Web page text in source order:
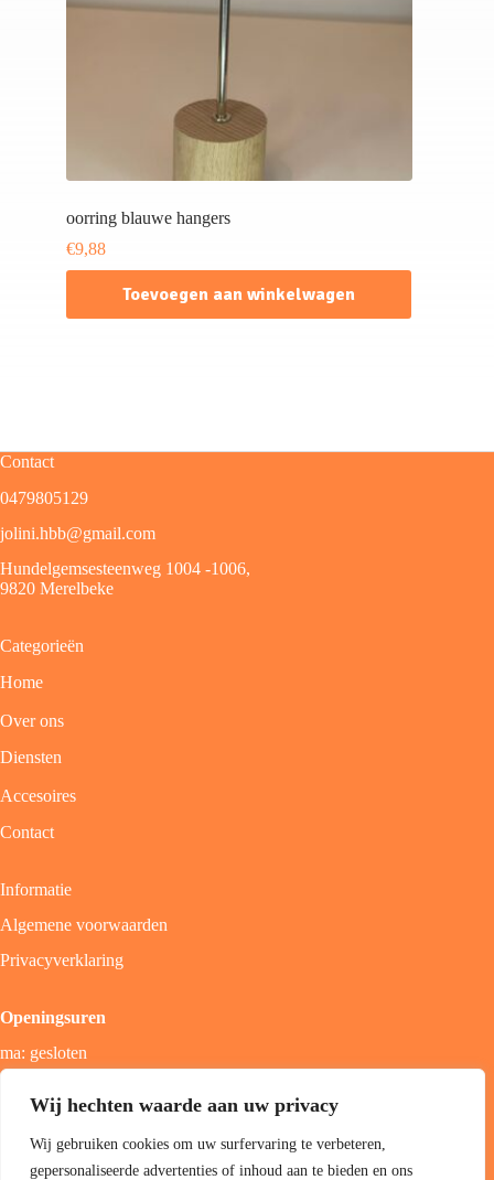
Wij hechten waarde aan uw privacy
Wij gebruiken cookies om uw surfervaring te verbeteren,
gepersonaliseerde advertenties of inhoud aan te bieden en ons
oorring blauwe hangers
€9,88
Toevoegen aan winkelwagen
Contact
0479805129
jolini.hbb@gmail.com
Hundelgemsesteenweg 1004 -1006,
9820 Merelbeke
Categorieën
Home
Over ons
Diensten
Accesoires
Contact
Informatie
Algemene voorwaarden
Privacyverklaring
Openingsuren
ma: gesloten
zon; gesloten